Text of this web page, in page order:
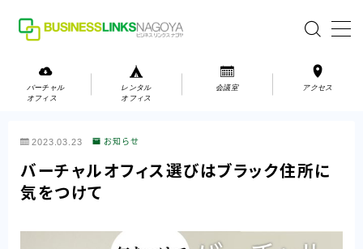
会議室
バーチャル
オフィス
レンタル
オフィス
会議室 アクセス
2023.03.23 お知らせ
バーチャルオフィス選びはブラック住所に
気をつけて